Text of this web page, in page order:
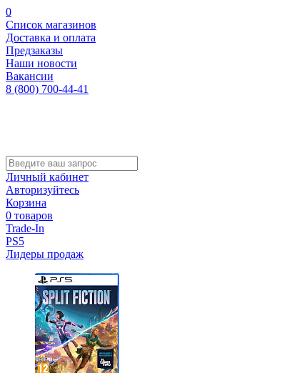
0
Список магазинов
Доставка и оплата
Предзаказы
Наши новости
Вакансии
8 (800) 700-44-41
Личный кабинет
Авторизуйтесь
Корзина
0 товаров
Trade-In
PS5
Лидеры продаж